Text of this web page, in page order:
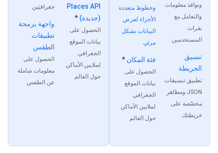
ونوافذ معلومات
والتعامل مع
نقرات
المستخدمين
تنسيق
الخريطة
تطبيق تنسيقات
JSON ومظاهر
مخصّصة على
خريطتك.
وخطوط متعددة
الأجزاء لعرض
البيانات بشكل
مرئي
فئة المكان *
الحصول على
بيانات الموقع
الجغرافي
لملايين الأماكن
حول العالم
Places API
(جديدة) *
الحصول على
بيانات الموقع
الجغرافي
لملايين الأماكن
حول العالم
جغرافيَين
واجهة برمجة
تطبيقات
الطقس
الحصول على
معلومات شاملة
عن الطقس.